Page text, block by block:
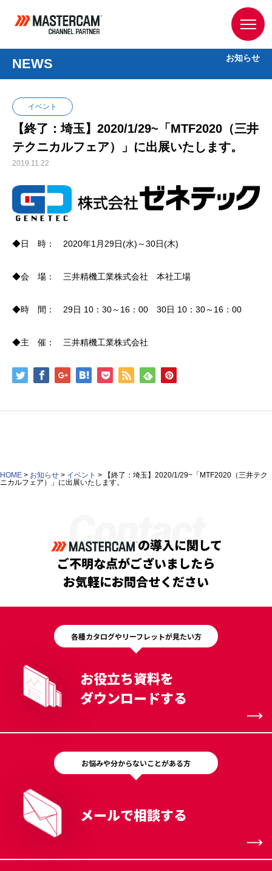
NEWS お知らせ
イベント
【終了：埼玉】2020/1/29~「MTF2020（三井
テクニカルフェア）」に出展いたします。
2019.11.22
◆日 時： 2020年1月29日(水)～30日(木)
◆会 場： 三井精機工業株式会社 本社工場
◆時 間： 29日 10：30～16：00 30日 10：30～16：00
◆主 催： 三井精機工業株式会社
HOME > お知らせ > イベント >
【終了：埼玉】2020/1/29~「MTF2020（三井テク
ニカルフェア）」に出展いたします。
Contact
の導入に関して
ご不明な点がございましたら
お気軽にお問合せください
各種カタログやリーフレットが見たい方
お役立ち資料を
ダウンロードする
お悩みや分からないことがある方
メールで相談する